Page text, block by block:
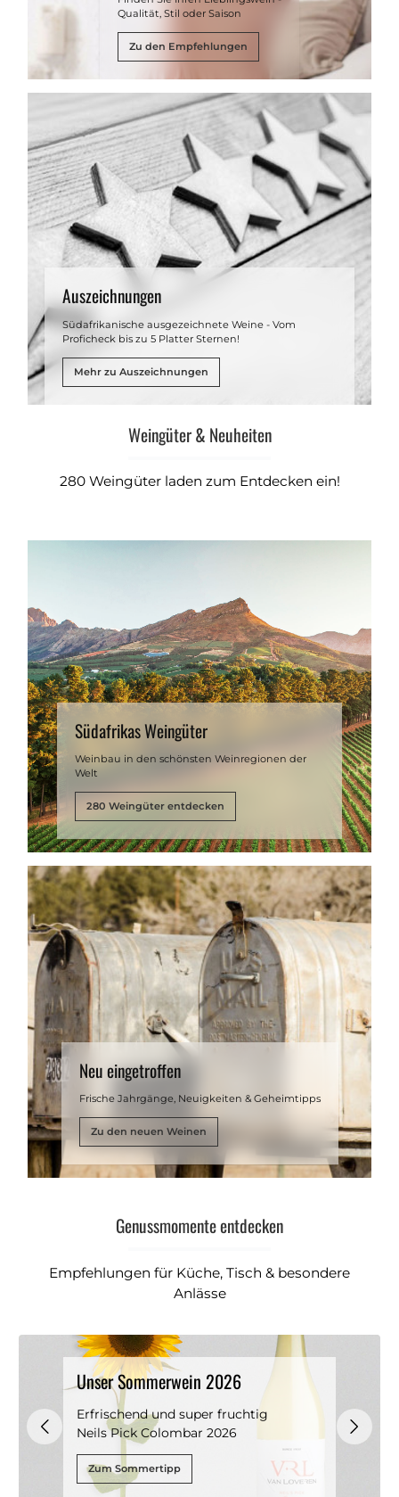
Qualität, Stil oder Saison
Zu den Empfehlungen
Auszeichnungen
Südafrikanische ausgezeichnete Weine - Vom
Proficheck bis zu 5 Platter Sternen!
Mehr zu Auszeichnungen
Weingüter & Neuheiten
280 Weingüter laden zum Entdecken ein!
Südafrikas Weingüter
Weinbau in den schönsten Weinregionen der
Welt
280 Weingüter entdecken
Neu eingetroffen
Frische Jahrgänge, Neuigkeiten & Geheimtipps
Zu den neuen Weinen
Genussmomente entdecken
Empfehlungen für Küche, Tisch & besondere
Anlässe
Unser Sommerwein 2026
Erfrischend und super fruchtig
Neils Pick Colombar 2026
Zum Sommertipp